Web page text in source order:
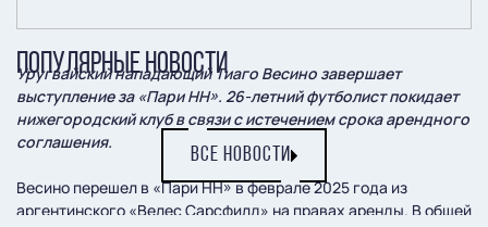
Уругвайский нападающий Тиаго Весино завершает
выступление за «Пари НН». 26-летний футболист покидает
нижегородский клуб в связи с истечением срока арендного
соглашения.
Весино перешел в «Пари НН» в феврале 2025 года из
аргентинского «Велес Сарсфилд» на правах аренды. В общей
ПОПУЛЯРНЫЕ НОВОСТИ
ВСЕ НОВОСТИ